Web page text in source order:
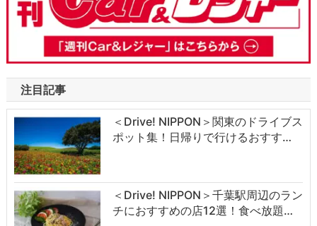
注目記事
＜Drive! NIPPON＞関東のドライブス
ポット集！日帰りで行けるおすす…
＜Drive! NIPPON＞千葉駅周辺のラン
チにおすすめの店12選！食べ放題…